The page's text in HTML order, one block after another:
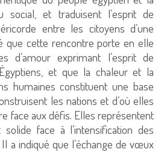
social, et traduisent l’esprit de
entre les citoyens d’une
que cette rencontre porte en elle
d’amour exprimant l’esprit de
et que la chaleur et la
humaines constituent une base
les nations et d’où elles
face aux défis. Elles représentent
face à l’intensification des
a indiqué que l’échange de vœux